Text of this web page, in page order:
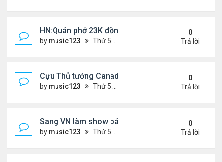
HN:Quán phở 23K đồng một bát, 7 năm không
by music123 Thứ 5 Tháng 7 30, 2026 7:11 pm
0
Trả lời
Cựu Thủ tướng Canada thoa kem chống nắng
by music123 Thứ 5 Tháng 7 30, 2026 7:04 pm
0
Trả lời
Sang VN làm show bán vé giá "trên trời"
by music123 Thứ 5 Tháng 7 30, 2026 6:51 pm
0
Trả lời